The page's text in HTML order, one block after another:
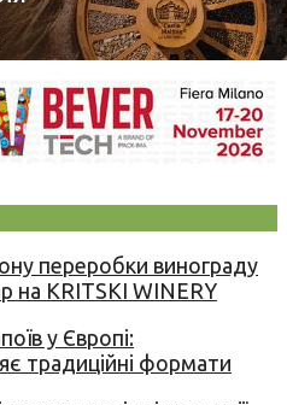
переробки винограду
на KRITSKI WINERY
у Європі:
традиційні формати